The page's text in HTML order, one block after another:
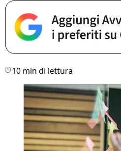
10 min di lettura